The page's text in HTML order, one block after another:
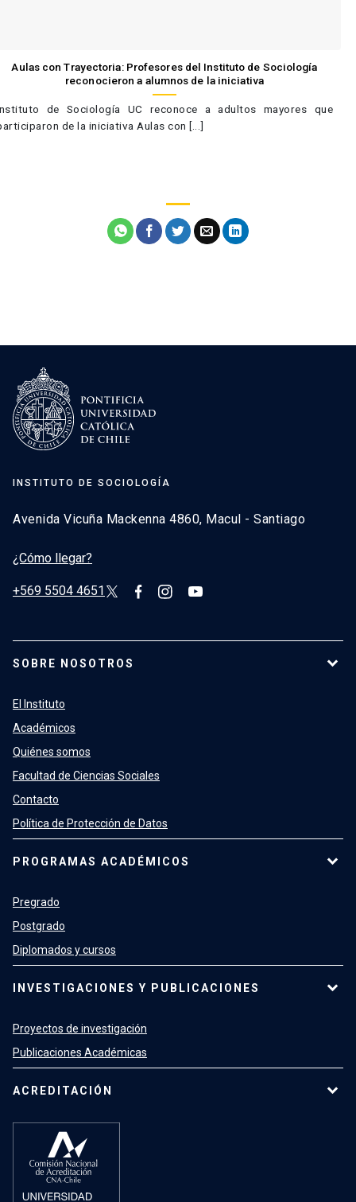
Aulas con Trayectoria: Profesores del Instituto de Sociología
reconocieron a alumnos de la iniciativa
de Sociología UC reconoce a adultos mayores que
de la iniciativa Aulas con [...]
INSTITUTO DE SOCIOLOGÍA
Avenida Vicuña Mackenna 4860, Macul - Santiago
¿Cómo llegar?
+569 5504 4651
SOBRE NOSOTROS
El Instituto
Académicos
Quiénes somos
Facultad de Ciencias Sociales
Contacto
Política de Protección de Datos
PROGRAMAS ACADÉMICOS
Pregrado
Postgrado
Diplomados y cursos
INVESTIGACIONES Y PUBLICACIONES
Proyectos de investigación
Publicaciones Académicas
ACREDITACIÓN